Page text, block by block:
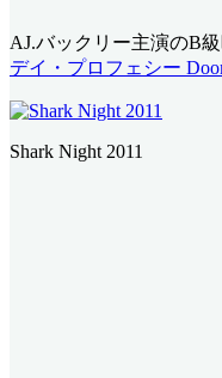
AJ.バックリー主演のB
デイ・プロフェシー
Shark Night 2011